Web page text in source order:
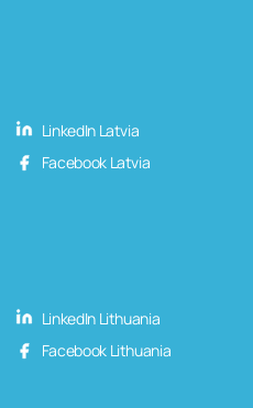
LinkedIn Latvia
Facebook Latvia
LinkedIn Lithuania
Facebook Lithuania